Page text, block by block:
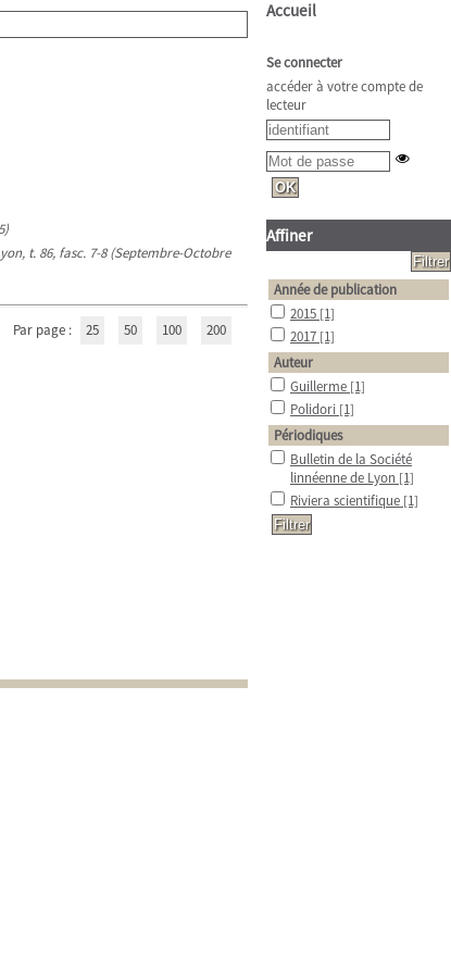
t. 86, fasc. 7-8 (Septembre-Octobre
Par page : 25 50 100 200
Accueil
Se connecter
accéder à votre compte de
lecteur
Affiner
Année de publication
2015 [1]
2017 [1]
Auteur
Guillerme [1]
Polidori [1]
Périodiques
Bulletin de la Société
linnéenne de Lyon [1]
Riviera scientifique [1]